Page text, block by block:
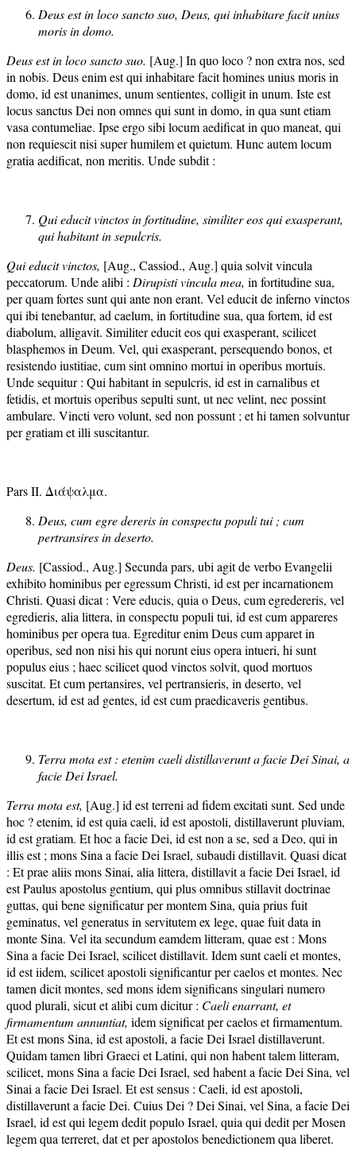
Deus est in loco sancto suo, Deus, qui inhabitare facit unius
moris in domo.
Deus est in loco sancto suo. [Aug.] In quo loco ? non extra nos, sed
in nobis. Deus enim est qui inhabitare facit homines unius moris in
domo, id est unanimes, unum sentientes, colligit in unum. Iste est
locus sanctus Dei non omnes qui sunt in domo, in qua sunt etiam
vasa contumeliae. Ipse ergo sibi locum aedificat in quo maneat, qui
non requiescit nisi super humilem et quietum. Hunc autem locum
gratia aedificat, non meritis. Unde subdit :
Qui educit vinctos in fortitudine, similiter eos qui exasperant,
qui habitant in sepulcris.
Qui educit vinctos, [Aug., Cassiod., Aug.] quia solvit vincula
peccatorum. Unde alibi : Dirupisti vincula mea, in fortitudine sua,
per quam fortes sunt qui ante non erant. Vel educit de inferno vinctos
qui ibi tenebantur, ad caelum, in fortitudine sua, qua fortem, id est
diabolum, alligavit. Similiter educit eos qui exasperant, scilicet
blasphemos in Deum. Vel, qui exasperant, persequendo bonos, et
resistendo iustitiae, cum sint omnino mortui in operibus mortuis.
Unde sequitur : Qui habitant in sepulcris, id est in carnalibus et
fetidis, et mortuis operibus sepulti sunt, ut nec velint, nec possint
ambulare. Vincti vero volunt, sed non possunt ; et hi tamen solvuntur
per gratiam et illi suscitantur.
Pars II. Διάψαλμα.
Deus, cum egre dereris in conspectu populi tui ; cum
pertransires in deserto.
Deus. [Cassiod., Aug.] Secunda pars, ubi agit de verbo Evangelii
exhibito hominibus per egressum Christi, id est per incarnationem
Christi. Quasi dicat : Vere educis, quia o Deus, cum egredereris, vel
egredieris, alia littera, in conspectu populi tui, id est cum appareres
hominibus per opera tua. Egreditur enim Deus cum apparet in
operibus, sed non nisi his qui norunt eius opera intueri, hi sunt
populus eius ; haec scilicet quod vinctos solvit, quod mortuos
suscitat. Et cum pertansires, vel pertransieris, in deserto, vel
desertum, id est ad gentes, id est cum praedicaveris gentibus.
Terra mota est : etenim caeli distillaverunt a facie Dei Sinai, a
facie Dei Israel.
Terra mota est, [Aug.] id est terreni ad fidem excitati sunt. Sed unde
hoc ? etenim, id est quia caeli, id est apostoli, distillaverunt pluviam,
id est gratiam. Et hoc a facie Dei, id est non a se, sed a Deo, qui in
illis est ; mons Sina a facie Dei Israel, subaudi distillavit. Quasi dicat
: Et prae aliis mons Sinai, alia littera, distillavit a facie Dei Israel, id
est Paulus apostolus gentium, qui plus omnibus stillavit doctrinae
guttas, qui bene significatur per montem Sina, quia prius fuit
geminatus, vel generatus in servitutem ex lege, quae fuit data in
monte Sina. Vel ita secundum eamdem litteram, quae est : Mons
Sina a facie Dei Israel, scilicet distillavit. Idem sunt caeli et montes,
id est iidem, scilicet apostoli significantur per caelos et montes. Nec
tamen dicit montes, sed mons idem significans singulari numero
quod plurali, sicut et alibi cum dicitur : Caeli enarrant, et
firmamentum annuntiat, idem significat per caelos et firmamentum.
Et est mons Sina, id est apostoli, a facie Dei Israel distillaverunt.
Quidam tamen libri Graeci et Latini, qui non habent talem litteram,
scilicet, mons Sina a facie Dei Israel, sed habent a facie Dei Sina, vel
Sinai a facie Dei Israel. Et est sensus : Caeli, id est apostoli,
distillaverunt a facie Dei. Cuius Dei ? Dei Sinai, vel Sina, a facie Dei
Israel, id est qui legem dedit populo Israel, quia qui dedit per Mosen
legem qua terreret, dat et per apostolos benedictionem qua liberet.